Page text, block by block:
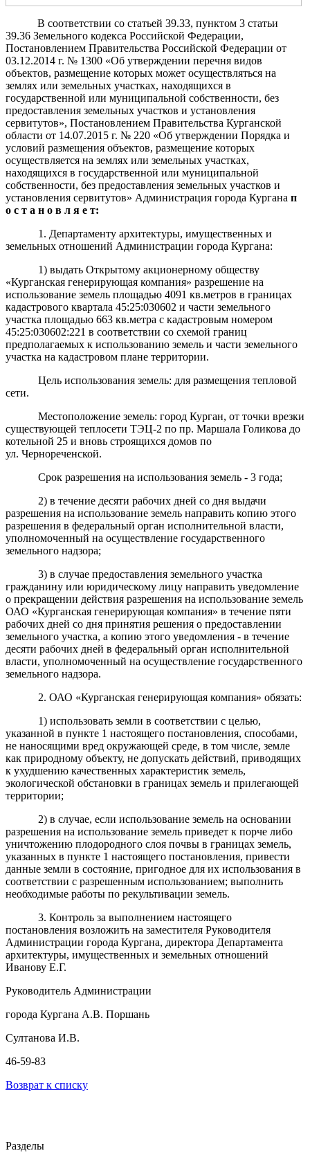
В соответствии со статьей 39.33, пунктом 3 статьи
39.36 Земельного кодекса Российской Федерации,
Постановлением Правительства Российской Федерации от
03.12.2014 г. № 1300 «Об утверждении перечня видов
объектов, размещение которых может осуществляться на
землях или земельных участках, находящихся в
государственной или муниципальной собственности, без
предоставления земельных участков и установления
сервитутов», Постановлением Правительства Курганской
области от 14.07.2015 г. № 220 «Об утверждении Порядка и
условий размещения объектов, размещение которых
осуществляется на землях или земельных участках,
находящихся в государственной или муниципальной
собственности, без предоставления земельных участков и
установления сервитутов» Администрация города Кургана п
о с т а н о в л я е т:
1. Департаменту архитектуры, имущественных и
земельных отношений Администрации города Кургана:
1) выдать Открытому акционерному обществу
«Курганская генерирующая компания» разрешение на
использование земель площадью 4091 кв.метров в границах
кадастрового квартала 45:25:030602 и части земельного
участка площадью 663 кв.метра с кадастровым номером
45:25:030602:221 в соответствии со схемой границ
предполагаемых к использованию земель и части земельного
участка на кадастровом плане территории.
Цель использования земель: для размещения тепловой
сети.
Местоположение земель: город Курган, от точки врезки
существующей теплосети ТЭЦ-2 по пр. Маршала Голикова до
котельной 25 и вновь строящихся домов по
ул. Чернореченской.
Срок разрешения на использования земель - 3 года;
2) в течение десяти рабочих дней со дня выдачи
разрешения на использование земель направить копию этого
разрешения в федеральный орган исполнительной власти,
уполномоченный на осуществление государственного
земельного надзора;
3) в случае предоставления земельного участка
гражданину или юридическому лицу направить уведомление
о прекращении действия разрешения на использование земель
ОАО «Курганская генерирующая компания» в течение пяти
рабочих дней со дня принятия решения о предоставлении
земельного участка, а копию этого уведомления - в течение
десяти рабочих дней в федеральный орган исполнительной
власти, уполномоченный на осуществление государственного
земельного надзора.
2. ОАО «Курганская генерирующая компания» обязать:
1) использовать земли в соответствии с целью,
указанной в пункте 1 настоящего постановления, способами,
не наносящими вред окружающей среде, в том числе, земле
как природному объекту, не допускать действий, приводящих
к ухудшению качественных характеристик земель,
экологической обстановки в границах земель и прилегающей
территории;
2) в случае, если использование земель на основании
разрешения на использование земель приведет к порче либо
уничтожению плодородного слоя почвы в границах земель,
указанных в пункте 1 настоящего постановления, привести
данные земли в состояние, пригодное для их использования в
соответствии с разрешенным использованием; выполнить
необходимые работы по рекультивации земель.
3. Контроль за выполнением настоящего
постановления возложить на заместителя Руководителя
Администрации города Кургана, директора Департамента
архитектуры, имущественных и земельных отношений
Иванову Е.Г.
Руководитель Администрации
города Кургана А.В. Поршань
Султанова И.В.
46-59-83
Возврат к списку
Разделы